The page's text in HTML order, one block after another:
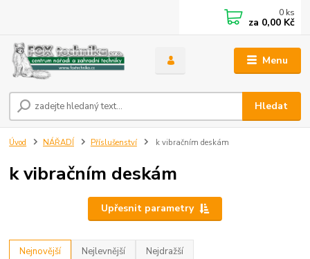
Menu
Hledat
0 ks
za 0,00 Kč
Úvod NÁŘADÍ Příslušenství k vibračním deskám
k vibračním deskám
Upřesnit parametry
Nejnovější Nejlevnější Nejdražší